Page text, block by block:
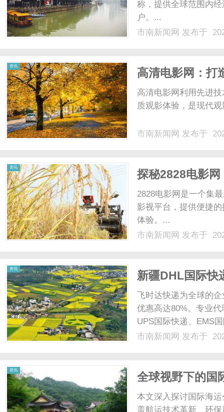
称，提供全球范围内
户。...
市南新闻网 发布于
资讯
高清电影网：打
高清电影网利用先进
质观影体验，是现代
市南新闻网 发布于
资讯
探秘2828电影
2828电影网是一个集
影视平台，提供便捷
体验。...
市南新闻网 发布于
资讯
新疆DHL国际快
飞时达快递为全球的
优惠高达80%。专业
UPS国际快递、EMS
业务。新疆DHL国际
市南新闻网 发布于
资讯
全球视野下的国
本文深入探讨国际海
盖航运技术革新、环